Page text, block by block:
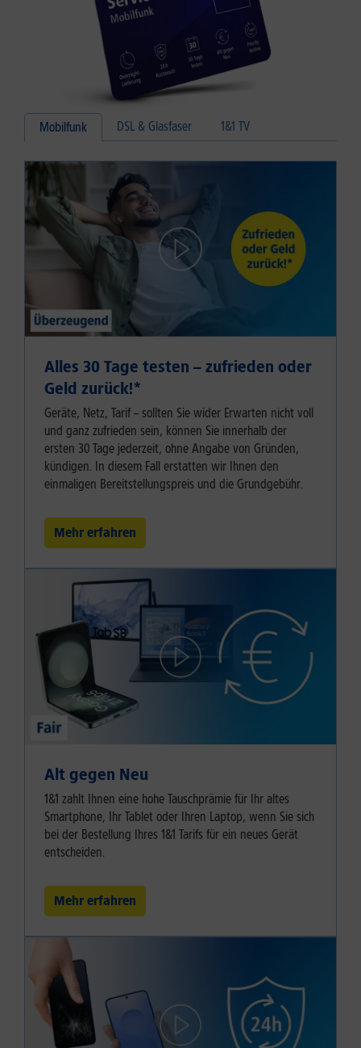
Mobilfunk DSL & Glasfaser 1&1 TV
Alles 30 Tage testen – zufrieden oder
Geld zurück!⁠*
Geräte, Netz, Tarif – sollten Sie wider Erwarten nicht voll
und ganz zufrieden sein, können Sie innerhalb der
ersten 30 Tage jederzeit, ohne Angabe von Gründen,
kündigen. In diesem Fall erstatten wir Ihnen den
einmaligen Bereitstellungspreis und die Grundgebühr.
Mehr erfahren
Alt gegen Neu
1&1 zahlt Ihnen eine hohe Tauschprämie für Ihr altes
Smartphone, Ihr Tablet oder Ihren Laptop, wenn Sie sich
bei der Bestellung Ihres 1&1 Tarifs für ein neues Gerät
entscheiden.
Mehr erfahren